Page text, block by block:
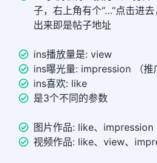
子，右上角有个“…”点击进
出来即是帖子地址
ins播放量是: view
ins曝光量: impression （推
ins喜欢: like
是3个不同的参数
图片作品: like、impression
视频作品: like、view、